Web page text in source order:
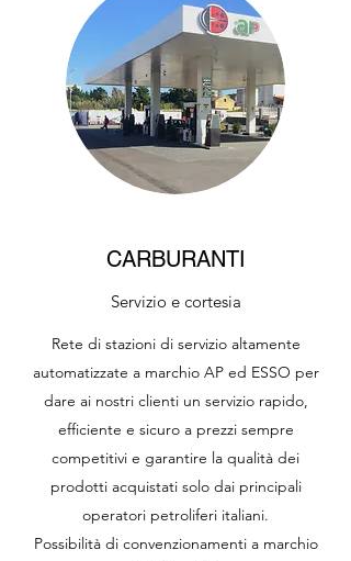
CARBURANTI
Servizio e cortesia
Rete di stazioni di servizio altamente
automatizzate a marchio AP ed ESSO per
dare ai nostri clienti un servizio rapido,
efficiente e sicuro a prezzi sempre
competitivi e garantire la qualità dei
prodotti acquistati solo dai principali
operatori petroliferi italiani.
Possibilità di convenzionamenti a marchio